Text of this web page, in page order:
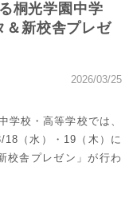
桐光学園中学
＆新校舎プレゼ
2026/03/25
学校・高等学校では、
18（水）・19（木）に
校舎プレゼン」が行わ